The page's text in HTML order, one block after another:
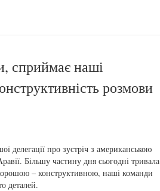
сприймає наші
розмови
делегації про зустріч з американською
Більшу частину дня сьогодні тривала
– конструктивною, наші команди
деталей.